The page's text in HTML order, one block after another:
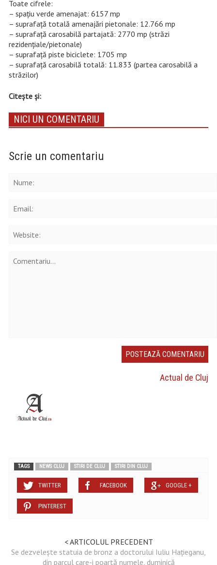
Toate cifrele:
– spațiu verde amenajat: 6157 mp
– suprafață totală amenajări pietonale: 12.766 mp
– suprafață carosabilă partajată: 2770 mp (străzi
rezidențiale/pietonale)
– suprafață piste biciclete: 1705 mp
– suprafață carosabilă totală: 11.833 (partea carosabilă a
străzilor)
Citește și:
NICI UN COMENTARIU
Scrie un comentariu
Actual de Cluj
TAGS NEWS CLUJ STIRI DE CLUJ STIRI DIN CLUJ
TWITTER FACEBOOK GOOGLE +
PINTEREST
< ARTICOLUL PRECEDENT
Se dezvelește statuia de bronz a doctorului Iuliu Hațieganu,
din parcul care-i poartă numele, duminică